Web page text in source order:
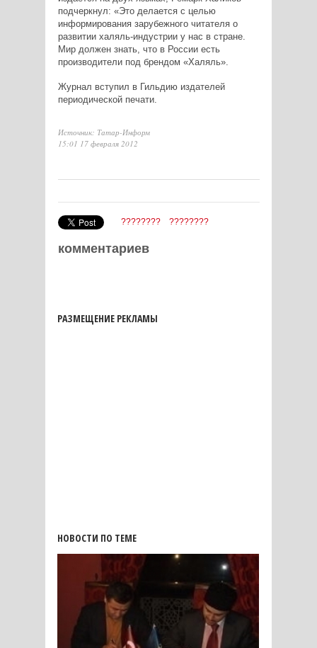
подчеркнул: «Это делается с целью
информирования зарубежного читателя о
развитии халяль-индустрии у нас в стране.
Мир должен знать, что в России есть
производители под брендом «Халяль».
Журнал вступил в Гильдию издателей
периодической печати.
Источник: Татар-Информ
15:01 17 февраля 2012
???????? ????????
комментариев
РАЗМЕЩЕНИЕ РЕКЛАМЫ
НОВОСТИ ПО ТЕМЕ